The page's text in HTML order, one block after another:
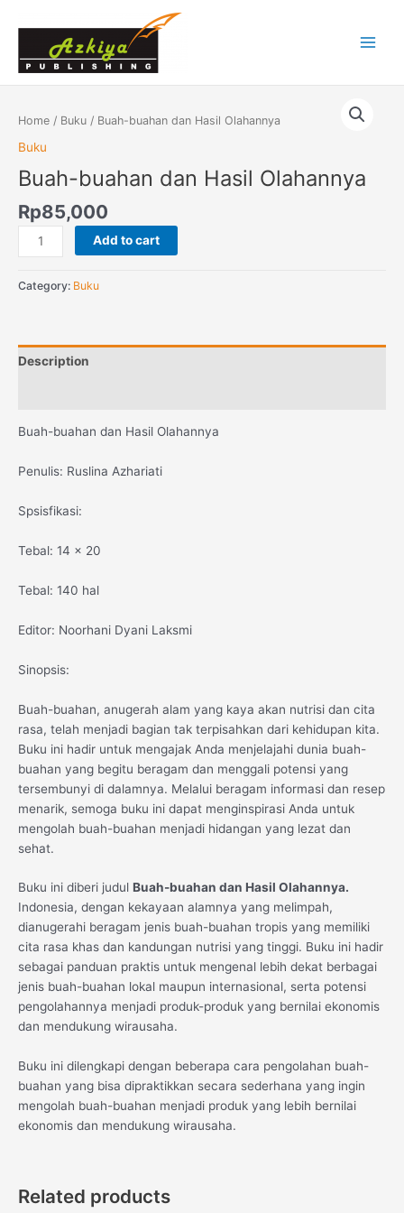
Menu
Home / Buku / Buah-buahan dan Hasil Olahannya
Buku
Buah-buahan dan Hasil Olahannya
Rp85,000
buahan
Hasil
Olahannya
Add to cart
Category: Buku
Description
Buah-buahan dan Hasil Olahannya
Penulis: Ruslina Azhariati
Spsisfikasi:
Tebal: 14 x 20
Tebal: 140 hal
Editor: Noorhani Dyani Laksmi
Sinopsis:
Buah-buahan, anugerah alam yang kaya akan nutrisi dan cita
rasa, telah menjadi bagian tak terpisahkan dari kehidupan kita.
Buku ini hadir untuk mengajak Anda menjelajahi dunia buah-
buahan yang begitu beragam dan menggali potensi yang
tersembunyi di dalamnya. Melalui beragam informasi dan resep
menarik, semoga buku ini dapat menginspirasi Anda untuk
mengolah buah-buahan menjadi hidangan yang lezat dan
sehat.
Buku ini diberi judul Buah-buahan dan Hasil Olahannya.
Indonesia, dengan kekayaan alamnya yang melimpah,
dianugerahi beragam jenis buah-buahan tropis yang memiliki
cita rasa khas dan kandungan nutrisi yang tinggi. Buku ini hadir
sebagai panduan praktis untuk mengenal lebih dekat berbagai
jenis buah-buahan lokal maupun internasional, serta potensi
pengolahannya menjadi produk-produk yang bernilai ekonomis
dan mendukung wirausaha.
Buku ini dilengkapi dengan beberapa cara pengolahan buah-
buahan yang bisa dipraktikkan secara sederhana yang ingin
mengolah buah-buahan menjadi produk yang lebih bernilai
ekonomis dan mendukung wirausaha.
Related products